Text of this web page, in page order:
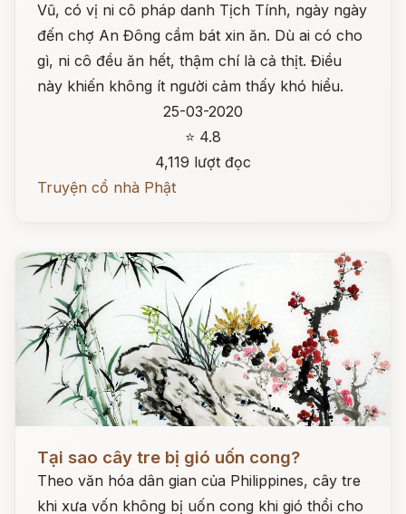
Vũ, có vị ni cô pháp danh Tịch Tính, ngày ngày
đến chợ An Đông cầm bát xin ăn. Dù ai có cho
gì, ni cô đều ăn hết, thậm chí là cả thịt. Điều
này khiến không ít người cảm thấy khó hiểu.
25-03-2020
⭐ 4.8
4,119 lượt đọc
Truyện cổ nhà Phật
Tại sao cây tre bị gió uốn cong?
Theo văn hóa dân gian của Philippines, cây tre
khi xưa vốn không bị uốn cong khi gió thổi cho